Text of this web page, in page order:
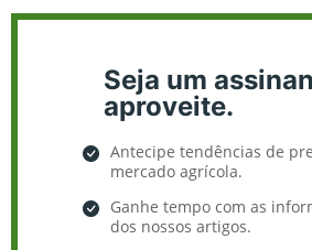
Seja um
aproveite.
Antecipe tendências de
mercado agrícola.
Ganhe tempo com as
dos nossos artigos.